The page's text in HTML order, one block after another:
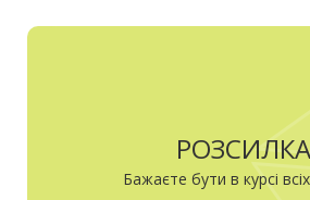
РОЗСИЛКА
Бажаєте бути в курсі